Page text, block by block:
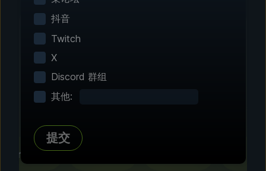
自由定制
抖音
Twitch
X
Discord 群组
其他:
提交